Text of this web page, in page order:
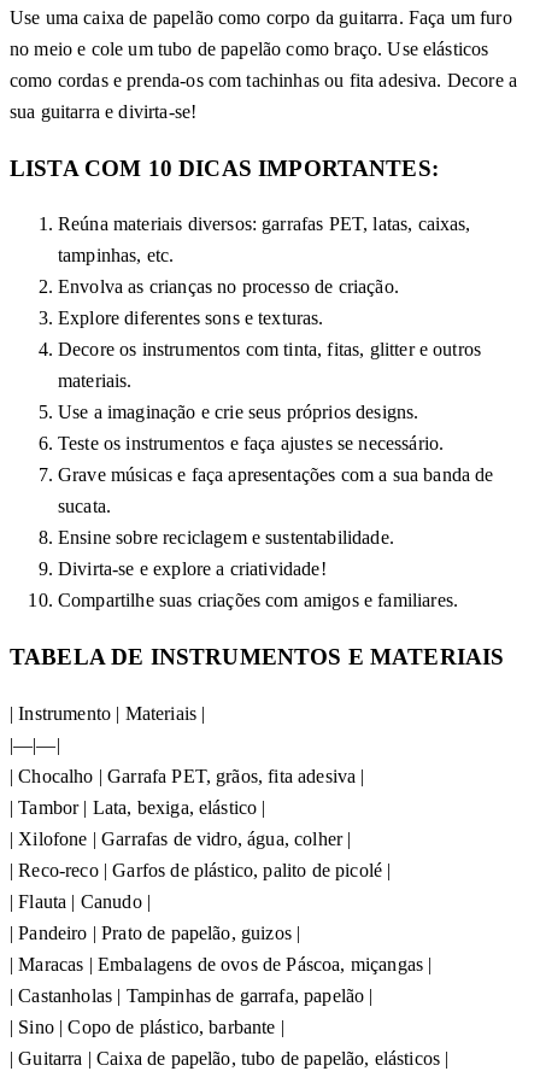
Use uma caixa de papelão como corpo da guitarra. Faça um furo
no meio e cole um tubo de papelão como braço. Use elásticos
como cordas e prenda-os com tachinhas ou fita adesiva. Decore a
sua guitarra e divirta-se!
LISTA COM 10 DICAS IMPORTANTES:
Reúna materiais diversos: garrafas PET, latas, caixas,
tampinhas, etc.
Envolva as crianças no processo de criação.
Explore diferentes sons e texturas.
Decore os instrumentos com tinta, fitas, glitter e outros
materiais.
Use a imaginação e crie seus próprios designs.
Teste os instrumentos e faça ajustes se necessário.
Grave músicas e faça apresentações com a sua banda de
sucata.
Ensine sobre reciclagem e sustentabilidade.
Divirta-se e explore a criatividade!
Compartilhe suas criações com amigos e familiares.
TABELA DE INSTRUMENTOS E MATERIAIS
| Instrumento | Materiais |
|—|—|
| Chocalho | Garrafa PET, grãos, fita adesiva |
| Tambor | Lata, bexiga, elástico |
| Xilofone | Garrafas de vidro, água, colher |
| Reco-reco | Garfos de plástico, palito de picolé |
| Flauta | Canudo |
| Pandeiro | Prato de papelão, guizos |
| Maracas | Embalagens de ovos de Páscoa, miçangas |
| Castanholas | Tampinhas de garrafa, papelão |
| Sino | Copo de plástico, barbante |
| Guitarra | Caixa de papelão, tubo de papelão, elásticos |